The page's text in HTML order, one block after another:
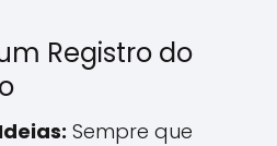
Registro do
Sempre que